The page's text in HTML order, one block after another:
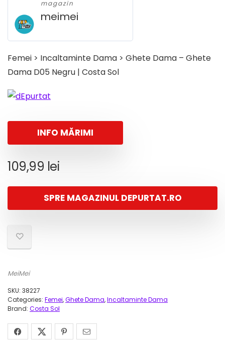
magazin
meimei
Femei > Incaltaminte Dama > Ghete Dama – Ghete
Dama D05 Negru | Costa Sol
INFO MĂRIMI
109,99 lei
SPRE MAGAZINUL DEPURTAT.RO
MeiMei
SKU: 38227
Categories: Femei,Ghete Dama,Incaltaminte Dama
Brand: Costa Sol